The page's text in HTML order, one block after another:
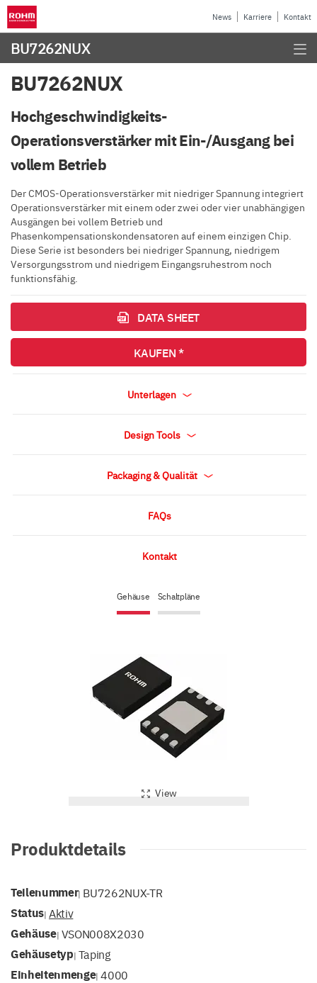
News Karriere Kontakt
BU7262NUX
Gehäuse Schaltpläne
View
BU7262NUX
Hochgeschwindigkeits-
Operationsverstärker mit Ein-/Ausgang bei
vollem Betrieb
Der CMOS-Operationsverstärker mit niedriger Spannung integriert
Operationsverstärker mit einem oder zwei oder vier unabhängigen
Ausgängen bei vollem Betrieb und
Phasenkompensationskondensatoren auf einem einzigen Chip.
Diese Serie ist besonders bei niedriger Spannung, niedrigem
Versorgungsstrom und niedrigem Eingangsruhestrom noch
funktionsfähig.
DATA SHEET
KAUFEN *
Unterlagen
Design Tools
Packaging & Qualität
FAQs
Kontakt
Produktdetails
Teilenummer| BU7262NUX-TR
Status| Aktiv
Gehäuse| VSON008X2030
Gehäusetyp| Taping
Einheitenmenge|4000